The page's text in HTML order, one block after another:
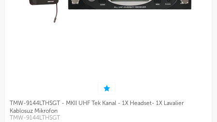
TMW-9144LTHSGT - MKII UHF Tek Kanal - 1X Headset- 1X Lavalier
Kablosuz Mikrofon
TMW-9144LTHSGT